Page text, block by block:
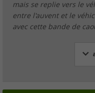
mais se replie vers le
entre l'auvent et le
avec cette bande de